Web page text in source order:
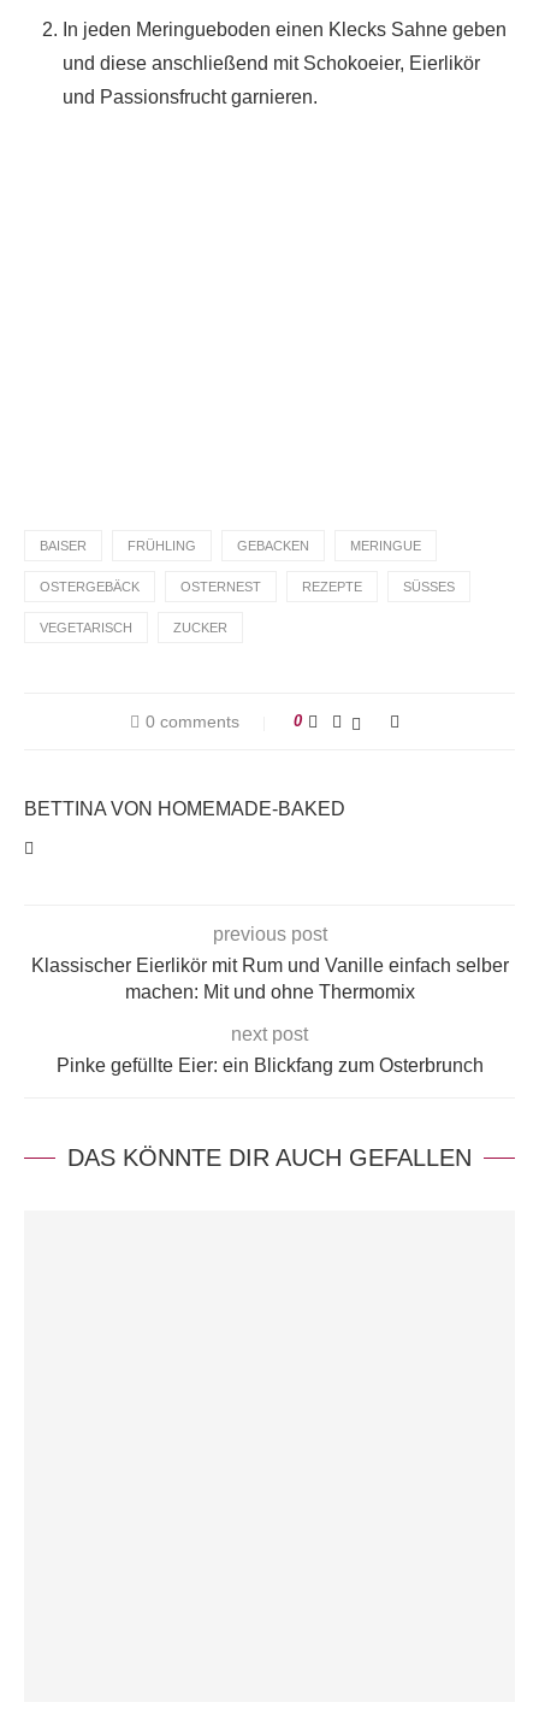
In jeden Meringueboden einen Klecks Sahne geben
und diese anschließend mit Schokoeier, Eierlikör
und Passionsfrucht garnieren.
BAISER FRÜHLING GEBACKEN MERINGUE
OSTERGEBÄCK OSTERNEST REZEPTE SÜSSES
VEGETARISCH ZUCKER
0 comments 0
BETTINA VON HOMEMADE-BAKED
previous post
Klassischer Eierlikör mit Rum und Vanille einfach selber
machen: Mit und ohne Thermomix
next post
Pinke gefüllte Eier: ein Blickfang zum Osterbrunch
DAS KÖNNTE DIR AUCH GEFALLEN